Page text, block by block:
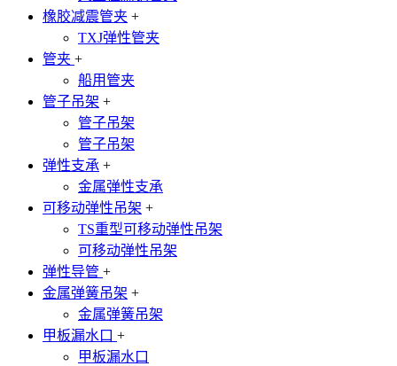
橡胶减震管夹 +
TXJ弹性管夹
管夹 +
船用管夹
管子吊架 +
管子吊架
管子吊架
弹性支承 +
金属弹性支承
可移动弹性吊架 +
TS重型可移动弹性吊架
可移动弹性吊架
弹性导管 +
金属弹簧吊架 +
金属弹簧吊架
甲板漏水口 +
甲板漏水口